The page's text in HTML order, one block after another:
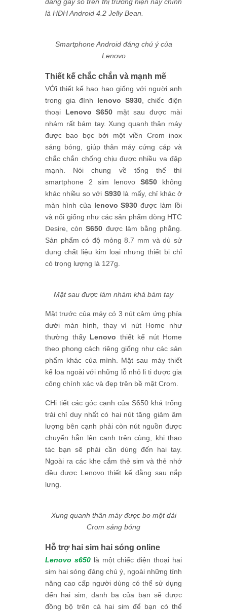
là HĐH Android 4.2 Jelly Bean.
Smartphone Android đáng chú ý của
Lenovo
Thiết kế chắc chắn và mạnh mẽ
VỚi thiết kế hao hao giống với người anh
trong gia đình lenovo S930, chiếc điện
thoại Lenovo S650 mặt sau được mài
nhám rất bám tay. Xung quanh thân máy
được bao bọc bởi một viền Crom inox
sáng bóng, giúp thân máy cứng cáp và
chắc chắn chống chịu được nhiều va đập
mạnh. Nói chung về tổng thể thì
smartphone 2 sim lenovo S650 không
khác nhiều so với S930là mấy, chỉ khác ở
màn hình của lenovo S930được làm lồi
và nổi giống như các sản phẩm dòng HTC
Desire, cònS650 được làm bằng phẳng.
Sản phẩm có độ mỏng 8.7 mm và dù sử
dụng chất liệu kim loại nhưng thiết bị chỉ
có trọng lượng là 127g.
Mặt sau được làm nhám khá bám tay
Mặt trước của máy có 3 nút cảm ứng phía
dưới màn hình, thay vì nút Home như
thường thấy Lenovo thiết kế nút Home
theo phong cách riêng giống như các sản
phẩm khác của mình. Mặt sau máy thiết
kế loa ngoài với những lỗ nhỏ li ti được gia
công chính xác và đẹp trên bề mặt Crom.
CHi tiết các góc cạnh của S650 khá trống
trải chỉ duy nhất có hai nút tăng giảm âm
lượng bên cạnh phải còn nút nguồn được
chuyển hẳn lên cạnh trên cùng, khi thao
tác bạn sẽ phải cần dùng đến hai tay.
Ngoài ra các khe cắm thẻ sim và thẻ nhớ
đều được Lenovo thiết kế đằng sau nắp
lưng.
Xung quanh thân máy được bo một dải
Crom sáng bóng
Hỗ trợ hai sim hai sóng online
Lenovo s650là một chiếcđiện thoại hai
sim hai sóng đáng chú ý, ngoài những tính
năng cao cấp người dùng có thể sử dụng
đến hai sim, danh bạ của bạn sẽ được
đồng bộ trên cả hai sim để bạn có thể